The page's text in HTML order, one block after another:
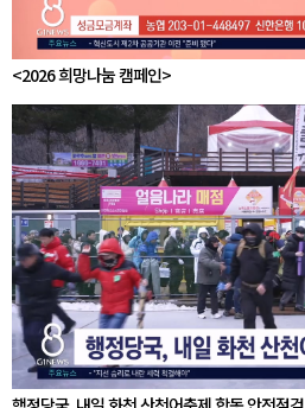
<2026 희망나눔 캠페인>